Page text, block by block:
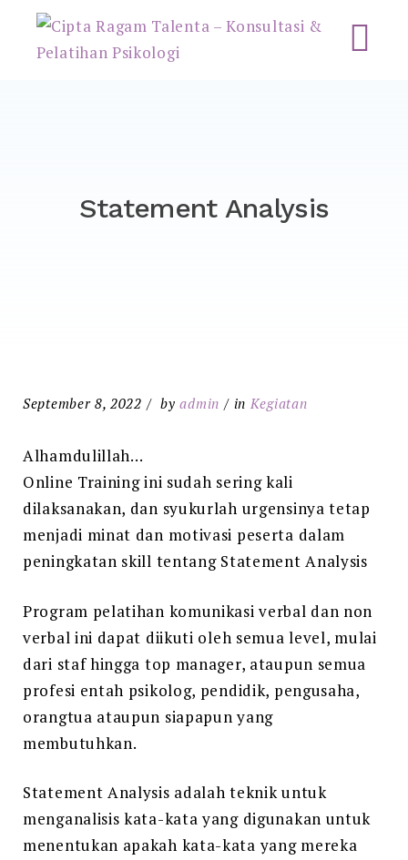
Cipta Ragam Talenta –
Konsultasi & Pelatihan
Psikologi
Statement Analysis
September 8, 2022 byadmin in Kegiatan
Alhamdulillah…
Online Training ini sudah sering kali
dilaksanakan, dan syukurlah urgensinya tetap
menjadi minat dan motivasi peserta dalam
peningkatan skill tentang Statement Analysis
Program pelatihan komunikasi verbal dan non
verbal ini dapat diikuti oleh semua level, mulai
dari staf hingga top manager, ataupun semua
profesi entah psikolog, pendidik, pengusaha,
orangtua ataupun siapapun yang
membutuhkan.
Statement Analysis adalah teknik untuk
menganalisis kata-kata yang digunakan untuk
menentukan apakah kata-kata yang mereka